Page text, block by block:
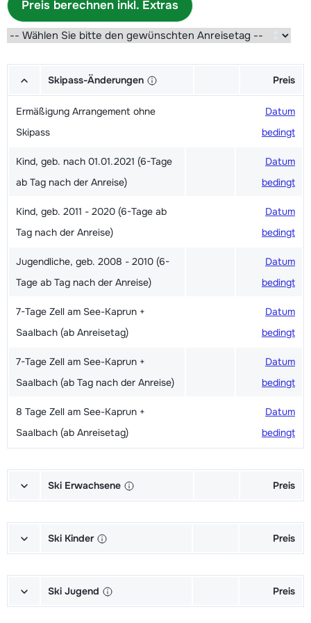
Preis berechnen inkl. Extras
Skipass-Änderungen Preis
Ermäßigung Arrangement ohne
Skipass
Datum
bedingt
Kind, geb. nach 01.01.2021 (6-Tage
ab Tag nach der Anreise)
Datum
bedingt
Kind, geb. 2011 - 2020 (6-Tage ab
Tag nach der Anreise)
Datum
bedingt
Jugendliche, geb. 2008 - 2010 (6-
Tage ab Tag nach der Anreise)
Datum
bedingt
7-Tage Zell am See-Kaprun +
Saalbach (ab Anreisetag)
Datum
bedingt
7-Tage Zell am See-Kaprun +
Saalbach (ab Tag nach der Anreise)
Datum
bedingt
8 Tage Zell am See-Kaprun +
Saalbach (ab Anreisetag)
Datum
bedingt
Ski Erwachsene Preis
Premium
Mietpreis Ski + Skischuhe + Stöcke
195,00 €
Ski Kinder Preis
Stöcke Kinder (bis einschließlich 15
Jahre)
Ski Jugend Preis